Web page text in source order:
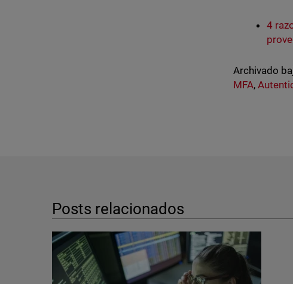
4
Archivado
MFA,
Posts relacionados